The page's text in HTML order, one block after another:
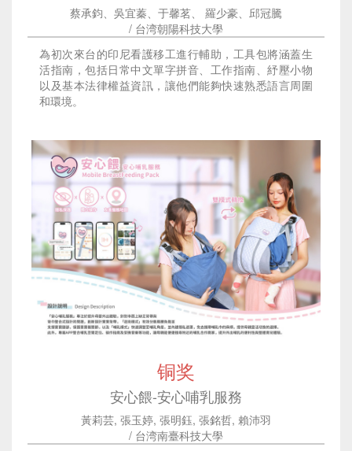
蔡承鈞、吳宜蓁、于馨茗、 羅少豪、邱冠騰
/ 台湾朝陽科技大學
為初次來台的印尼看護移工進行輔助，工具包將涵蓋生
活指南，包括日常中文單字拼音、工作指南、紓壓小物
以及基本法律權益資訊，讓他們能夠快速熟悉語言周圍
和環境。
铜奖
安心餵-安心哺乳服務
黃莉芸, 張玉婷, 張明鈺, 張銘哲, 賴沛羽
/ 台湾南臺科技大學